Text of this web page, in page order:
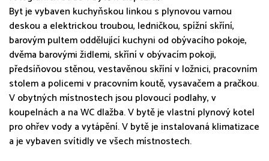
Byt je vybaven kuchyňskou linkou s plynovou varnou
deskou a elektrickou troubou, ledničkou, spížní skříní,
barovým pultem oddělující kuchyni od obývacího pokoje,
dvěma barovými židlemi, skříní v obývacím pokoji,
předsíňovou stěnou, vestavěnou skříní v ložnici, pracovním
stolem a policemi v pracovním koutě, vysavačem a pračkou.
V obytných místnostech jsou plovoucí podlahy, v
koupelnách a na WC dlažba. V bytě je vlastní plynový kotel
pro ohřev vody a vytápění. V bytě je instalovaná klimatizace
a je vybaven svítidly ve všech místnostech.